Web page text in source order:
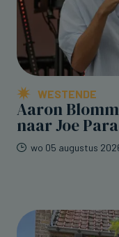
WESTENDE
Aaron
naar Joe
wo 05 augustus